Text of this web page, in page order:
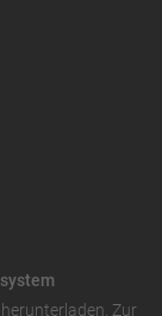
herunterladen. Zur